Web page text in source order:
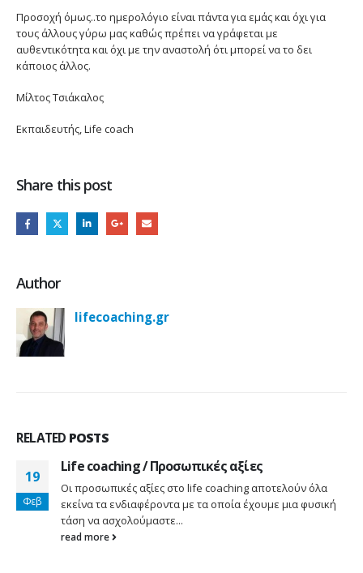
Προσοχή όμως..το ημερολόγιο είναι πάντα για εμάς και όχι για
τους άλλους γύρω μας καθώς πρέπει να γράφεται με
αυθεντικότητα και όχι με την αναστολή ότι μπορεί να το δει
κάποιος άλλος.
Μίλτος Τσιάκαλος
Εκπαιδευτής, Life coach
Share this post
Author
lifecoaching.gr
RELATED POSTS
19
Φεβ
Life coaching / Προσωπικές αξίες
Οι προσωπικές αξίες στο life coaching αποτελούν όλα
εκείνα τα ενδιαφέροντα με τα οποία έχουμε μια φυσική
τάση να ασχολούμαστε...
read more